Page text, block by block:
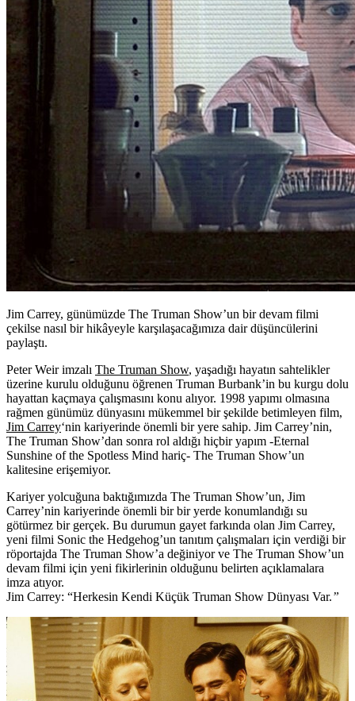
Jim Carrey, günümüzde The Truman Show’un bir devam filmi
çekilse nasıl bir hikâyeyle karşılaşacağımıza dair düşüncülerini
paylaştı.
Peter Weir imzalı The Truman Show, yaşadığı hayatın sahtelikler
üzerine kurulu olduğunu öğrenen Truman Burbank’in bu kurgu dolu
hayattan kaçmaya çalışmasını konu alıyor. 1998 yapımı olmasına
rağmen günümüz dünyasını mükemmel bir şekilde betimleyen film,
Jim Carrey‘nin kariyerinde önemli bir yere sahip. Jim Carrey’nin,
The Truman Show’dan sonra rol aldığı hiçbir yapım -Eternal
Sunshine of the Spotless Mind hariç- The Truman Show’un
kalitesine erişemiyor.
Kariyer yolcuğuna baktığımızda The Truman Show’un, Jim
Carrey’nin kariyerinde önemli bir bir yerde konumlandığı su
götürmez bir gerçek. Bu durumun gayet farkında olan Jim Carrey,
yeni filmi Sonic the Hedgehog’un tanıtım çalışmaları için verdiği bir
röportajda The Truman Show’a değiniyor ve The Truman Show’un
devam filmi için yeni fikirlerinin olduğunu belirten açıklamalara
imza atıyor.
Jim Carrey: “Herkesin Kendi Küçük Truman Show Dünyası Var.”